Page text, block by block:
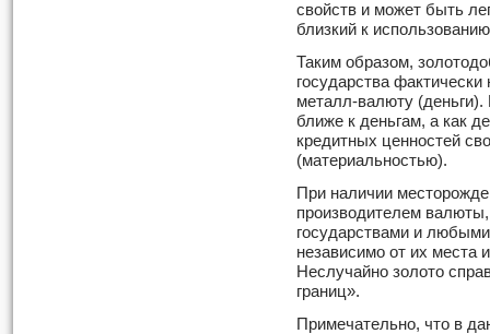
свойств и может быть
близкий к
Таким образом,
государства
металл-валюту (деньги).
ближе к деньгам, а как
кредитных ценностей
(материальностью).
При наличии
производителем валюты,
государствами и
независимо от их места
Неслучайно золото
границ».
Примечательно, что в